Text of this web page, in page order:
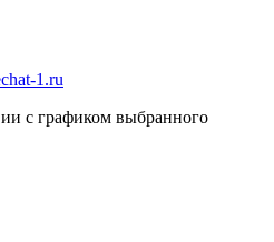
1.ru
с графиком выбранного